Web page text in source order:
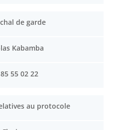
de garde
Kabamba
55 02 22
au protocole